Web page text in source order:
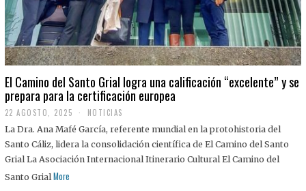
El Camino del Santo Grial logra una calificación “excelente” y se
prepara para la certificación europea
22 AGOSTO, 2025
2
A
G
O
S
NOTICIAS
La Dra. Ana Mafé García, referente mundial en la protohistoria del
Santo Cáliz, lidera la consolidación científica de El Camino del Santo
Grial La Asociación Internacional Itinerario Cultural El Camino del
Santo Grial More